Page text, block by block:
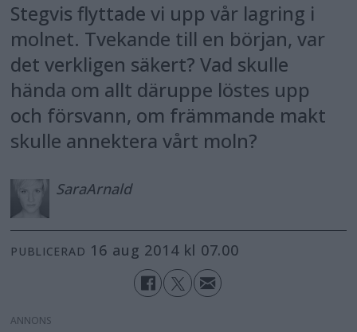
Stegvis flyttade vi upp vår lagring i
molnet. Tvekande till en början, var
det verkligen säkert? Vad skulle
hända om allt däruppe löstes upp
och försvann, om främmande makt
skulle annektera vårt moln?
SaraArnald
PUBLICERAD 16 aug 2014 kl 07.00
ANNONS